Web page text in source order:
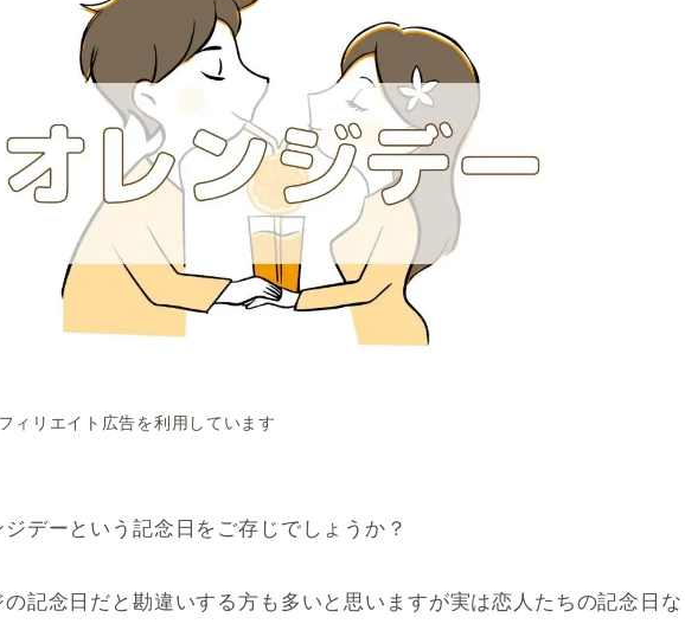
ィリエイト広告を利用しています
デーという記念日をご存じでしょうか？
記念日だと勘違いする方も多いと思いますが実は恋人たちの記念日な